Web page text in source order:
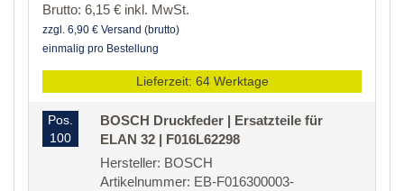
Brutto: 6,15 € inkl. MwSt.
zzgl. 6,90 € Versand (brutto)
einmalig pro Bestellung
Lieferzeit: 64 Werktage
Pos.
100
BOSCH Druckfeder | Ersatzteile für
ELAN 32 | F016L62298
Hersteller: BOSCH
Artikelnummer: EB-F016300003-